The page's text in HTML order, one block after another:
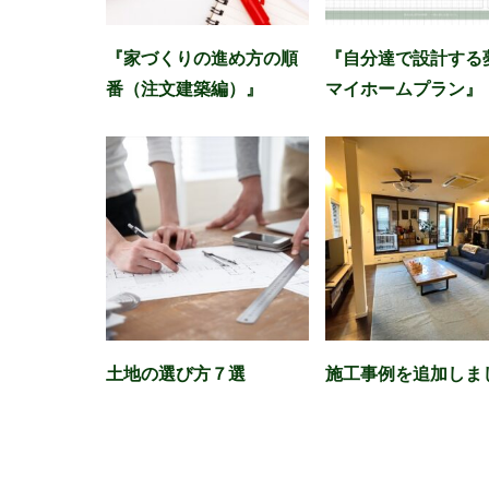
『家づくりの進め方の順
番（注文建築編）』
『自分達で設計する
マイホームプラン』
土地の選び方７選 施工事例を追加しま